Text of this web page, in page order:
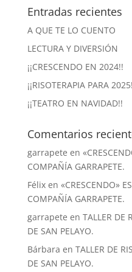
Entradas recientes
A QUE TE LO CUENTO
LECTURA Y DIVERSIÓN
¡¡CRESCENDO EN 2024!!
¡¡RISOTERAPIA PARA
¡¡TEATRO EN NAVIDAD!!
Comentarios
garrapete en
COMPAÑÍA GARRAPETE.
Félixen «CRESCENDO»
COMPAÑÍA GARRAPETE.
garrapete en TALLER DE
DE SAN PELAYO.
Bárbara en TALLER DE
DE SAN PELAYO.